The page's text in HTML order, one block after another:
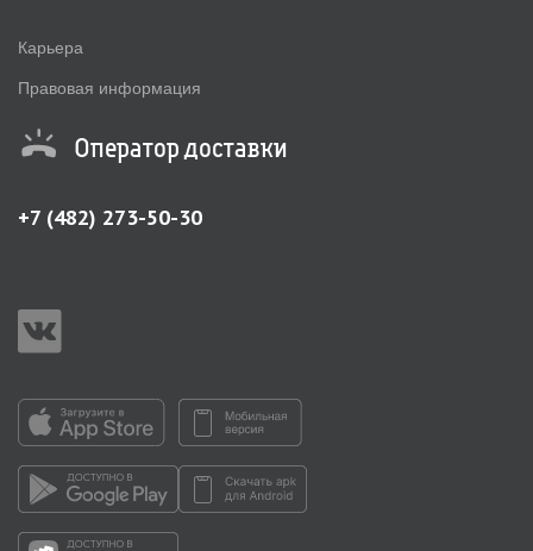
Карьера
Правовая информация
Оператор доставки
+7 (482) 273-50-30